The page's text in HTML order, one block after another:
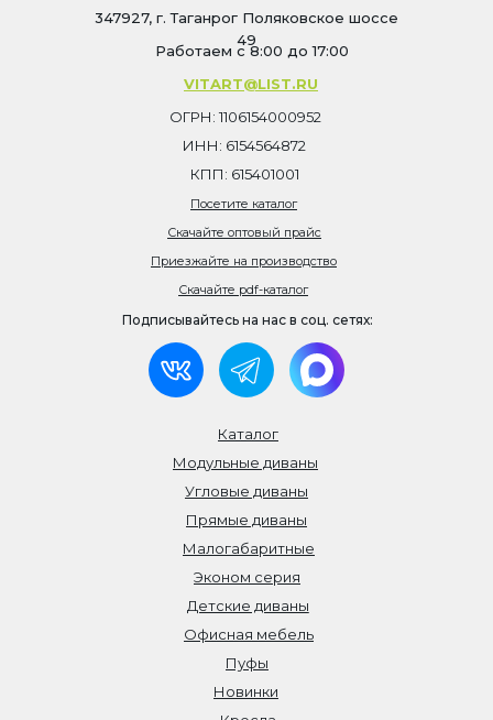
Пуфы
Новинки
Офисная мебель
Детские диваны
Эконом серия
Малогабаритные
Прямые диваны
Угловые диваны
Модульные диваны
Каталог
Работаем с 8:00 до 17:00
347927, г. Таганрог Поляковское шоссе
49
VITART@LIST.RU
Подписывайтесь на нас в соц. сетях:
Посетите каталог
Скачайте оптовый прайс
Приезжайте на производство
Скачайте pdf-каталог
КПП: 615401001
ИНН: 6154564872
ОГРН: 1106154000952